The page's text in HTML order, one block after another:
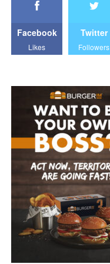
Facebook
Likes
Twitter
Followers